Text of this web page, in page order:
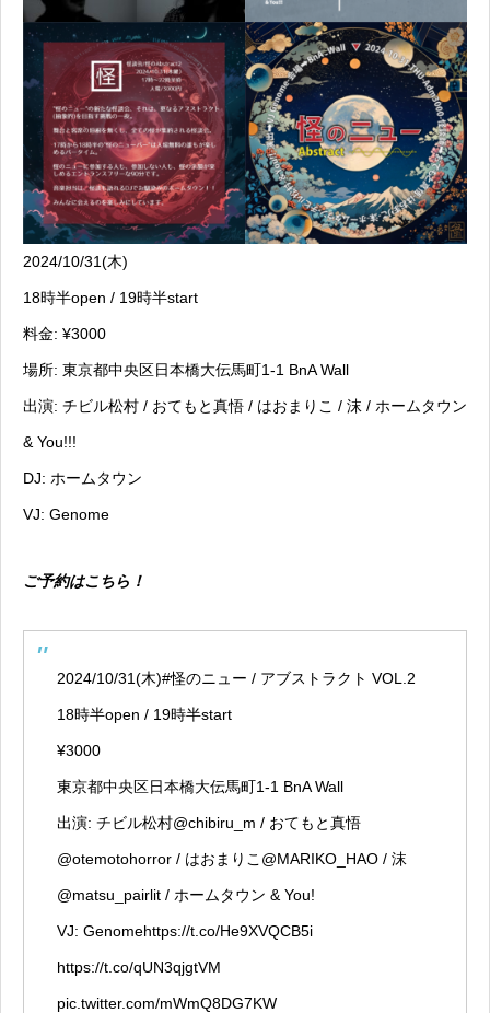
2024/10/31(木)
18時半open / 19時半start
料金: ¥3000
場所: 東京都中央区日本橋大伝馬町1-1 BnA Wall
出演: チビル松村 / おてもと真悟 / はおまりこ / 沫 / ホームタウン
& You!!!
DJ: ホームタウン
VJ: Genome
ご予約はこちら！
2024/10/31(木)#怪のニュー / アブストラクト VOL.2
18時半open / 19時半start
¥3000
東京都中央区日本橋大伝馬町1-1 BnA Wall
出演: チビル松村@chibiru_m / おてもと真悟
@otemotohorror / はおまりこ @MARIKO_HAO / 沫
@matsu_pairlit / ホームタウン & You!
VJ: Genomehttps://t.co/He9XVQCB5i
https://t.co/qUN3qjgtVM
pic.twitter.com/mWmQ8DG7KW